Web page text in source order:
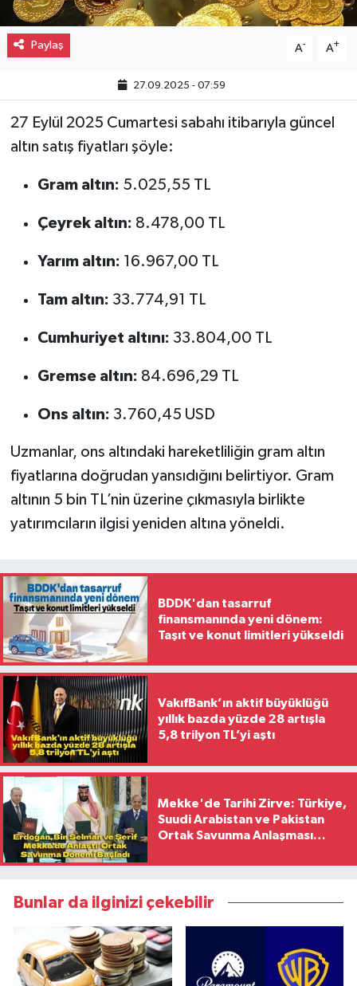
Paylaş A- A+
27.09.2025 - 07:59
27 Eylül 2025 Cumartesi sabahı itibarıyla güncel
altın satış fiyatları şöyle:
Gram altın: 5.025,55 TL
Çeyrek altın: 8.478,00 TL
Yarım altın: 16.967,00 TL
Tam altın: 33.774,91 TL
Cumhuriyet altını: 33.804,00 TL
Gremse altın: 84.696,29 TL
Ons altın: 3.760,45 USD
Uzmanlar, ons altındaki hareketliliğin gram altın
fiyatlarına doğrudan yansıdığını belirtiyor. Gram
altının 5 bin TL’nin üzerine çıkmasıyla birlikte
yatırımcıların ilgisi yeniden altına yöneldi.
BDDK'dan tasarruf
finansmanında yeni dönem:
Taşıt ve konut limitleri yükseldi
VakıfBank’ın aktif büyüklüğü
yıllık bazda yüzde 28 artışla
5,8 trilyon TL’yi aştı
Mekke'de Tarihi Zirve: Türkiye,
Suudi Arabistan ve Pakistan
Ortak Savunma Anlaşması
Bunlar da ilginizi çekebilir